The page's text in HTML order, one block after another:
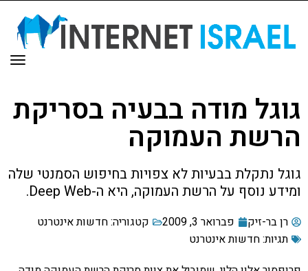
גוגל מודה בבעיה בסריקת
הרשת העמוקה
גוגל נתקלת בבעיות לא צפויות בחיפוש הסמנטי שלה
ומידע נוסף על הרשת העמוקה, היא ה-Deep Web.
רן בר-זיק פברואר 3, 2009 קטגוריה:חדשות אינטרנט
תגיות:חדשות אינטרנט